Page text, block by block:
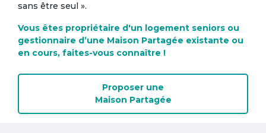
sans être seul ».
Vous êtes propriétaire d'un logement seniors ou
gestionnaire d’une Maison Partagée existante ou
en cours, faites-vous connaître !
Proposer une
Maison Partagée